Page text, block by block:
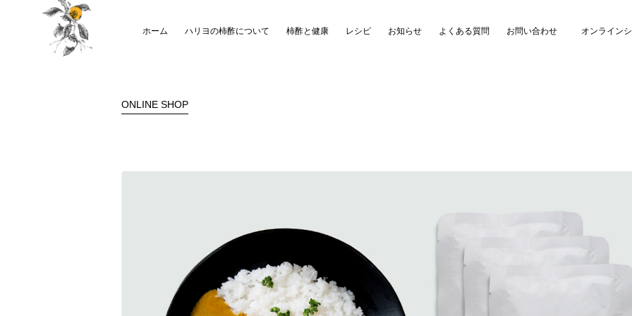
ホーム ハリヨの柿酢について 柿酢と健康 レシピ お知らせ よくある質問 お問い合わせ オンライン
ONLINE SHOP